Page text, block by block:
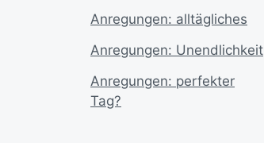
Anregungen: alltägliches
Anregungen: Unendlichkeit
Anregungen: perfekter
Tag?